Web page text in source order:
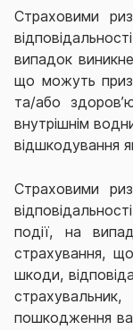
Страховими
випадок
що можуть
та/або
внутрішнім
відшкодування
Страховими
події, на
страхування,
шкоди,
пошкодження